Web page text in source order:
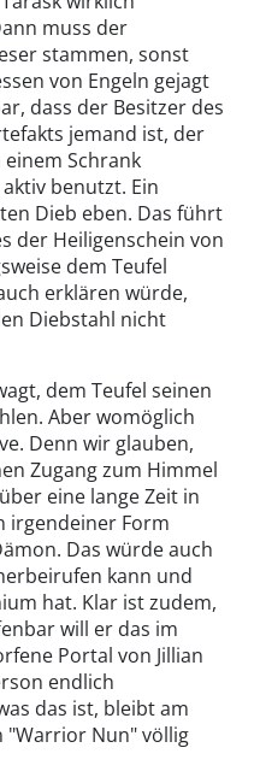
muss der
stammen, sonst
von Engeln gejagt
dass der Besitzer des
jemand ist, der
Schrank
benutzt. Ein
Dieb eben. Das führt
der Heiligenschein von
dem Teufel
erklären würde,
Diebstahl nicht
dem Teufel seinen
Aber womöglich
Denn wir glauben,
Zugang zum Himmel
eine lange Zeit in
irgendeiner Form
Das würde auch
kann und
hat. Klar ist zudem,
will er das im
Portal von Jillian
endlich
das ist, bleibt am
"Warrior Nun" völlig